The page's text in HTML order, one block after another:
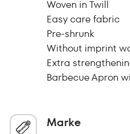
Woven in Twill
Easy care fabric
Pre-shrunk
Without imprint
Extra
Barbecue Apron
Marke